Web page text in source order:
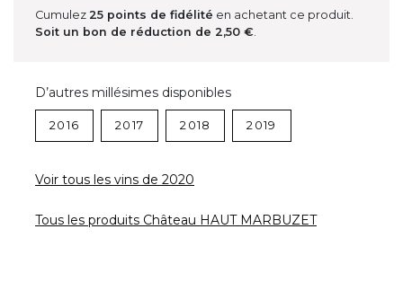
Cumulez 25 points de fidélité en achetant ce produit.
Soit un bon de réduction de 2,50 €
D’autres millésimes disponibles
2016 2017 2018 2019
Voir tous les vins de 2020
Tous les produits Château HAUT MARBUZET